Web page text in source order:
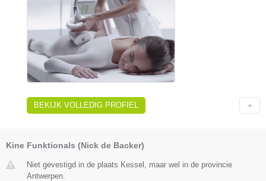
BEKIJK VOLLEDIG PROFIEL
Kine Funktionals (Nick de Backer)
Niet gevestigd in de plaats Kessel, maar wel in de provincie
Antwerpen.